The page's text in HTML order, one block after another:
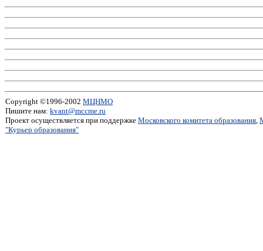
Copyright ©1996-2002 МЦНМО
Пишите нам: kvant@mccme.ru
Проект осуществляется при поддержке Московского комитета образования,
"Курьер образования"